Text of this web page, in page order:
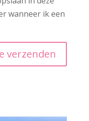
wanneer ik een